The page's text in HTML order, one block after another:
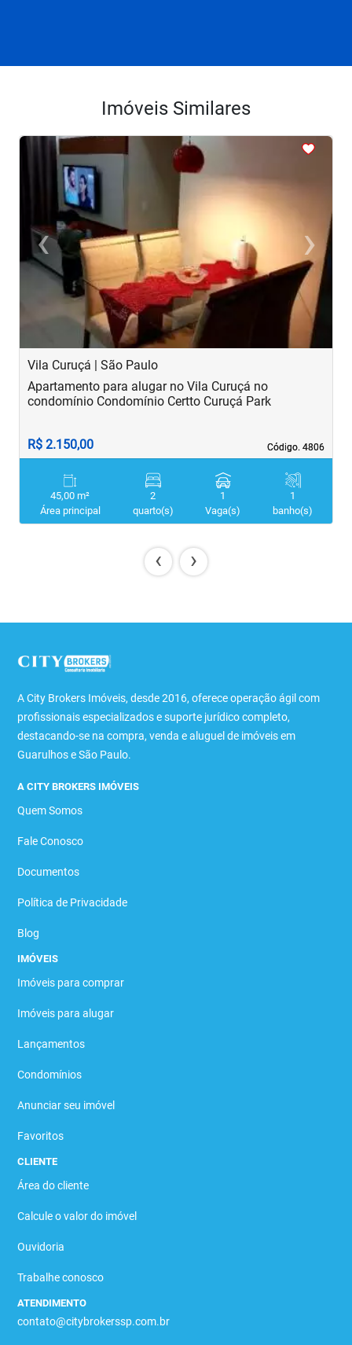
Imóveis Similares
< <
‹Previous ›Next
Vila Curuçá | São Paulo
Código. 4806
Código. 4806
Apartamento para alugar no Vila Curuçá no
condomínio Condomínio Certto Curuçá Park
R$ 2.150,00
45,00 m²
Área principal
2
quarto(s)
1
Vaga(s)
1
banho(s)
‹ ›
A City Brokers Imóveis, desde 2016, oferece operação ágil com
profissionais especializados e suporte jurídico completo,
destacando-se na compra, venda e aluguel de imóveis em
Guarulhos e São Paulo.
A CITY BROKERS IMÓVEIS
Quem Somos
Fale Conosco
Documentos
Política de Privacidade
Blog
IMÓVEIS
Imóveis para comprar
Imóveis para alugar
Lançamentos
Condomínios
Anunciar seu imóvel
Favoritos
CLIENTE
Área do cliente
Calcule o valor do imóvel
Ouvidoria
Trabalhe conosco
ATENDIMENTO
contato@citybrokerssp.com.br